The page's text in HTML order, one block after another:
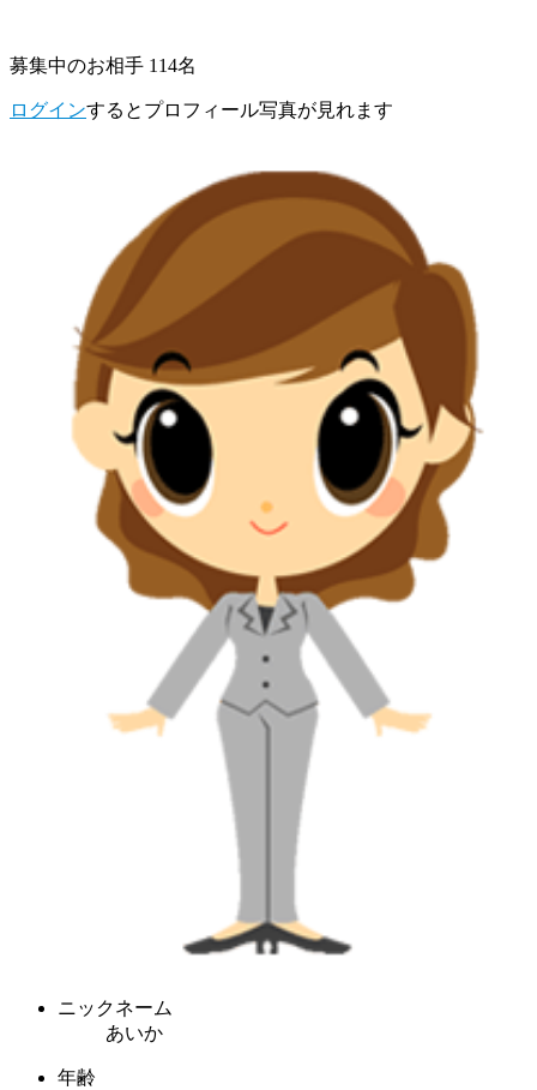
募集中のお相手 114名
ログインするとプロフィール写真が見れます
ニックネーム
あいか
年齢